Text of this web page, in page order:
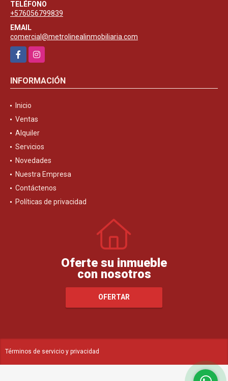
TELÉFONO
+576056799839
EMAIL
comercial@metrolinealinmobiliaria.com
FacebookInstagram
INFORMACIÓN
Inicio
Ventas
Alquiler
Servicios
Novedades
Nuestra Empresa
Contáctenos
Políticas de privacidad
Oferte su inmueble
con nosotros
OFERTAR
Términos de servicio y privacidad